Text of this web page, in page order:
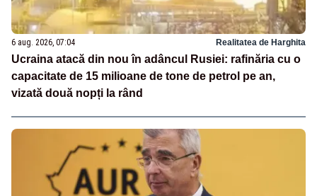
6 aug. 2026, 07:04 Realitatea de Harghita
Ucraina atacă din nou în adâncul Rusiei: rafinăria cu o
capacitate de 15 milioane de tone de petrol pe an,
vizată două nopți la rând